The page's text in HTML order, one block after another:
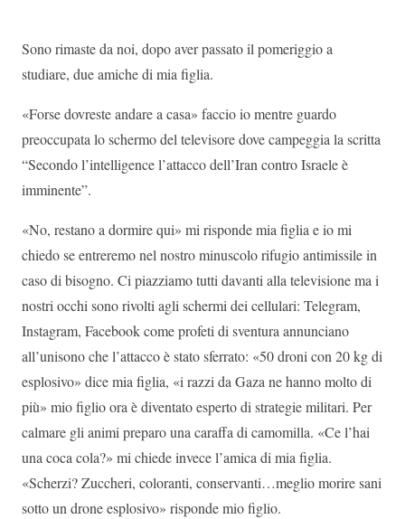
Sono rimaste da noi, dopo aver passato il pomeriggio a
studiare, due amiche di mia figlia.
«Forse dovreste andare a casa» faccio io mentre guardo
preoccupata lo schermo del televisore dove campeggia la scritta
“Secondo l’intelligence l’attacco dell’Iran contro Israele è
imminente”.
«No, restano a dormire qui» mi risponde mia figlia e io mi
chiedo se entreremo nel nostro minuscolo rifugio antimissile in
caso di bisogno. Ci piazziamo tutti davanti alla televisione ma i
nostri occhi sono rivolti agli schermi dei cellulari: Telegram,
Instagram, Facebook come profeti di sventura annunciano
all’unisono che l’attacco è stato sferrato: «50 droni con 20 kg di
esplosivo» dice mia figlia, «i razzi da Gaza ne hanno molto di
più» mio figlio ora è diventato esperto di strategie militari. Per
calmare gli animi preparo una caraffa di camomilla. «Ce l’hai
una coca cola?» mi chiede invece l’amica di mia figlia.
«Scherzi? Zuccheri, coloranti, conservanti…meglio morire sani
sotto un drone esplosivo» risponde mio figlio.